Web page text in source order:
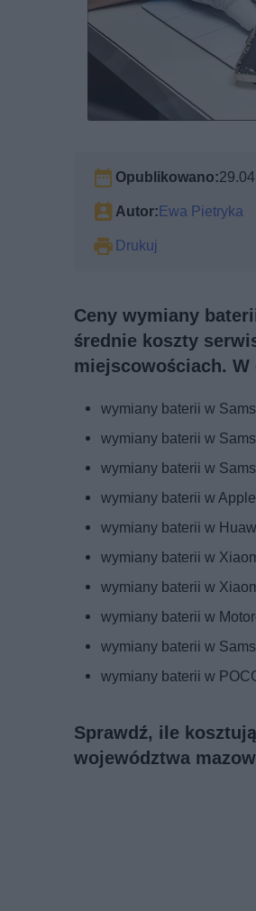
Opublikowano:
Autor: Ewa Pietryka
Drukuj
Ceny wymiany
średnie koszty
miejscowościach.
wymiany baterii w
wymiany baterii w
wymiany baterii w
wymiany baterii w
wymiany baterii w
wymiany baterii w
wymiany baterii w
wymiany baterii w
wymiany baterii w
wymiany baterii w
Sprawdź, ile
województwa